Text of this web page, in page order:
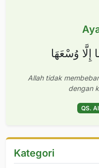
إِلَّا وُسْعَهَا
Allah tidak
dengan
QS.
Kategori